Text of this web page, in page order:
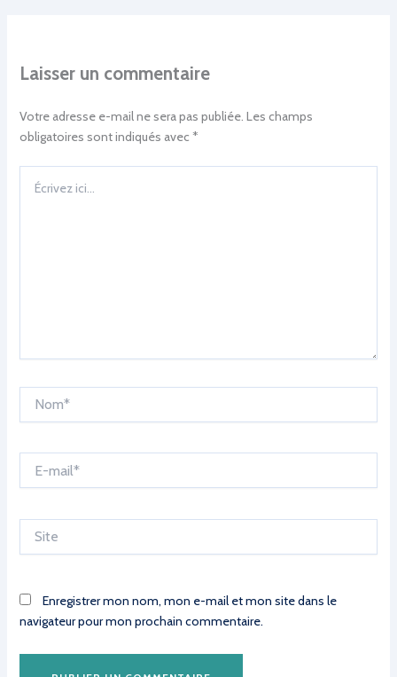
Laisser un commentaire
Votre adresse e-mail ne sera pas publiée. Les champs
obligatoires sont indiqués avec *
ici…
mail*
Enregistrer mon nom, mon e-mail et mon site dans le
navigateur pour mon prochain commentaire.